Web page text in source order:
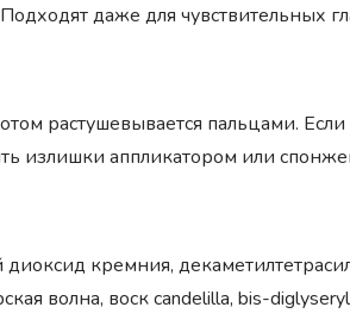
даже для чувствительных
растушевывается пальцами.
излишки аппликатором или
кремния,
волна, воск candelilla, bis-